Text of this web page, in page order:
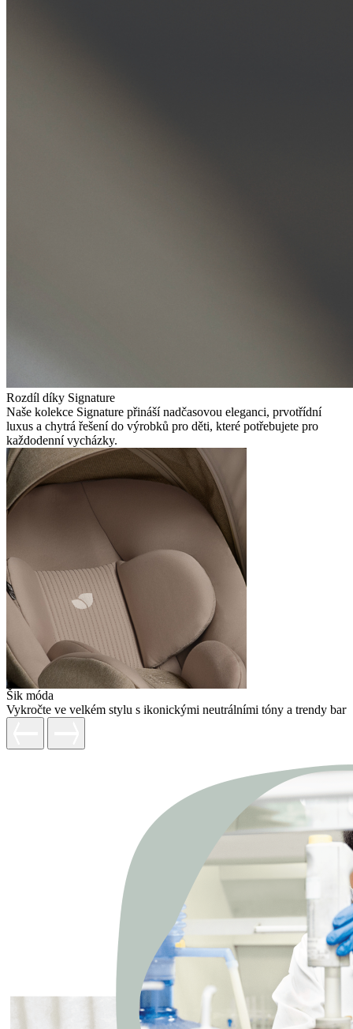
Rozdíl díky Signature
Naše kolekce Signature přináší nadčasovou eleganci, prvotřídní
luxus a chytrá řešení do výrobků pro děti, které potřebujete pro
každodenní vycházky.
Šik móda
Vykročte ve velkém stylu s ikonickými neutrálními tóny a trendy